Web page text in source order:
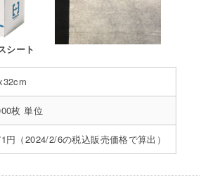
シート
枚 単位
円（2024/2/6の税込販売価格で算出）